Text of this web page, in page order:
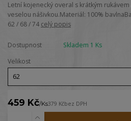
Letní kojenecký overal s krátkým
veselou nášivkou.Materiál: 100%
62 / 68 / 74 celý popis
Dostupnost
Skladem 1 Ks
Velikost
459 Kč/Ks379 Kčbez DPH